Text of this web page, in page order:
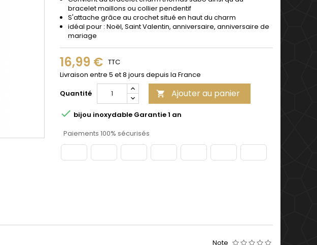
bracelet maillons ou collier pendentif
S'attache grâce au crochet situé en haut du charm
idéal pour : Noël, Saint Valentin, anniversaire, anniversaire de
mariage
16,99 € TTC
Livraison entre 5 et 8 jours depuis la France
Quantité
 Ajouter au panier
 bijou inoxydable Garantie 1 an
Paiements 100% sécurisés
Note